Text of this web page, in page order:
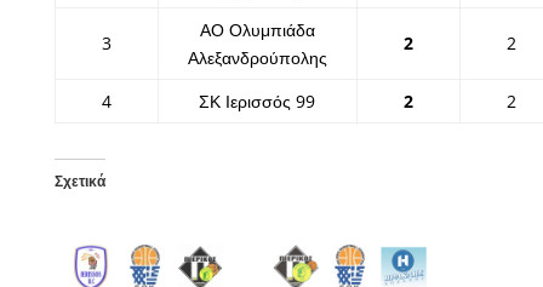
3
ΑΟ Ολυμπιάδα
Αλεξανδρούπολης
2 2
4 ΣΚ Ιερισσός 99 2 2
Σχετικά